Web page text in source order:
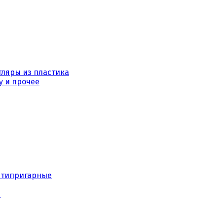
из пластика
и прочее